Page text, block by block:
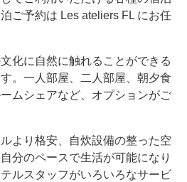
ご予約は Les ateliers FL にお任
化に自然に触れることができる
。一人部屋、二人部屋、朝夕食
ムシェアなど、オプションがご
より格安、自炊設備の整った空
分のペースで生活が可能になり
ルスタッフがいろいろなサービ